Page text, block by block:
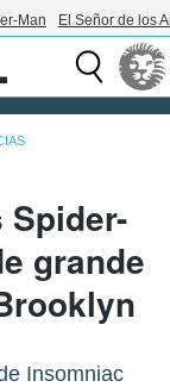
Man El Señor de los
Spider-
grande
Insomniac